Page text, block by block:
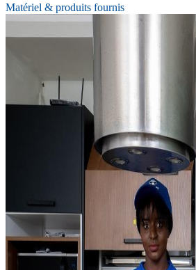
Matériel & produits fournis